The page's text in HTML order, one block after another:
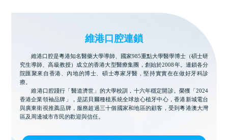
維港口腔連鎖
維港口腔是粵港知名醫藥大學導師、國家985重點大學醫學博士（碩士研
究生導師、高級教授）成立的香港大型醫療集團，創始於2008年。連鎖各分
院匯聚來自香港、內地的博士、碩士專家牙醫，堅持實實在在做好牙科診
療。
維港口腔踐行「醫道濟世」的大學校訓，十六年穩定開診。榮獲「2024
香港企業領袖品牌」，是諾貝爾種植系統全球放心植牙中心，香港新城電台
與廣東衛視推薦品牌，服務超過三十個國家和地區的顧客，受到粵港澳大灣
區及周邊城市市民的歡迎與信任。